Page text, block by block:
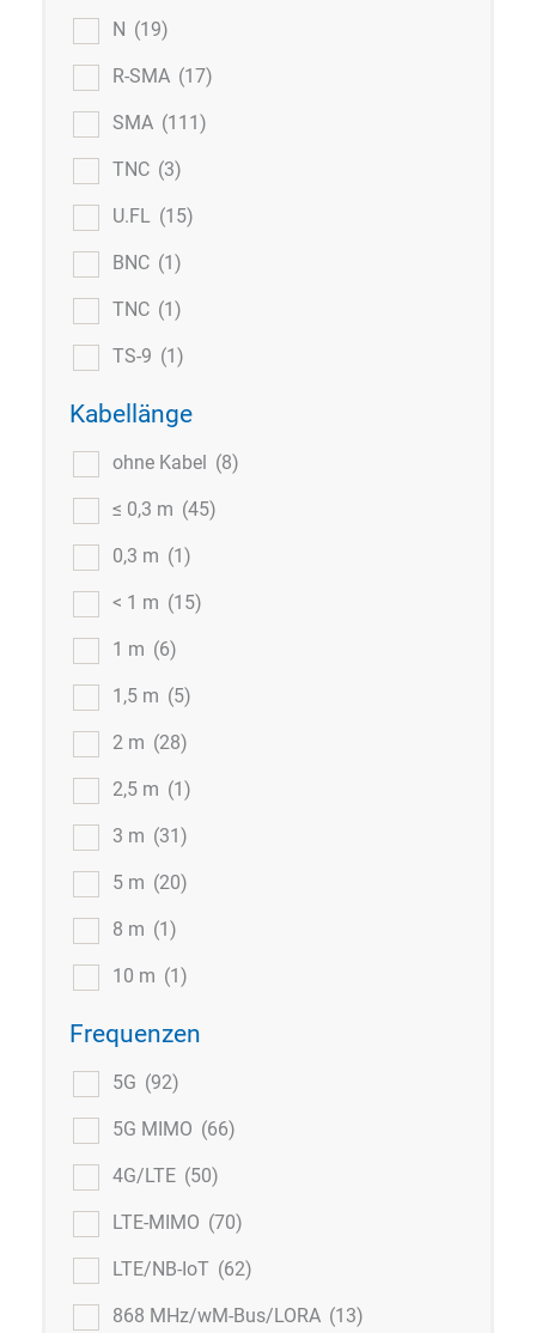
N (19)
R-SMA (17)
SMA (111)
TNC (3)
U.FL (15)
BNC (1)
TNC (1)
TS-9 (1)
Kabellänge
ohne Kabel (8)
≤ 0,3 m (45)
0,3 m (1)
< 1 m (15)
1 m (6)
1,5 m (5)
2 m (28)
2,5 m (1)
3 m (31)
5 m (20)
8 m (1)
10 m (1)
Frequenzen
5G (92)
5G MIMO (66)
4G/LTE (50)
LTE-MIMO (70)
LTE/NB-IoT (62)
868 MHz/wM-Bus/LORA (13)